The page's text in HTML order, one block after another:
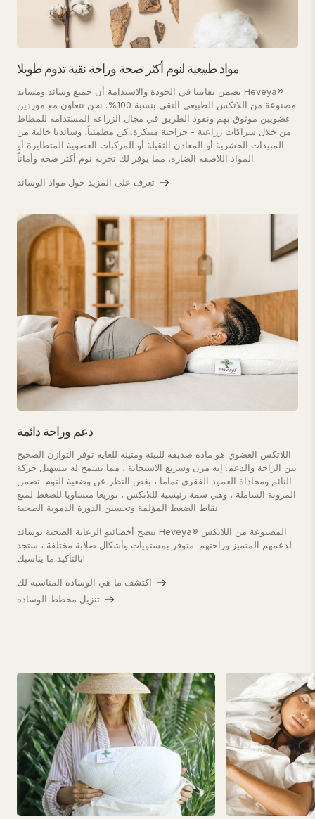
مواد طبيعية لنوم أكثر صحة وراحة نقية تدوم طويلا
يضمن تفانينا في الجودة والاستدامة أن جميع وسائد ومساند Heveya®
مصنوعة من اللاتكس الطبيعي النقي بنسبة 100%. نحن نتعاون مع موردين
عضويين موثوق بهم ونقود الطريق في مجال الزراعة المستدامة للمطاط
من خلال شراكات زراعية - حراجية مبتكرة. كن مطمئناً، وسائدنا خالية من
المبيدات الحشرية أو المعادن الثقيلة أو المركبات العضوية المتطايرة أو
المواد اللاصقة الضارة، مما يوفر لك تجربة نوم أكثر صحة وأماناً.
تعرف على المزيد حول مواد الوسائد
دعم وراحة دائمة
اللاتكس العضوي هو مادة صديقة للبيئة ومتينة للغاية توفر التوازن الصحيح
بين الراحة والدعم. إنه مرن وسريع الاستجابة ، مما يسمح له بتسهيل حركة
النائم ومحاذاة العمود الفقري تماما ، بغض النظر عن وضعية النوم. تضمن
المرونة الشاملة ، وهي سمة رئيسية لللاتكس ، توزيعا متساويا للضغط لمنع
نقاط الضغط المؤلمة وتحسين الدورة الدموية الصحية.
ينصح أخصائيو الرعاية الصحية بوسائد Heveya® المصنوعة من اللاتكس
لدعمهم المتميز وراحتهم. متوفر بمستويات وأشكال صلابة مختلفة ، ستجد
بالتأكيد ما يناسبك!
اكتشف ما هي الوسادة المناسبة لك
تنزيل مخطط الوسادة